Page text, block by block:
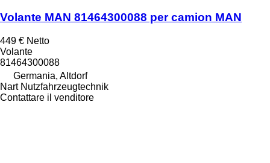
Volante MAN 81464300088 per camion MAN
449 € Netto
Volante
81464300088
Germania, Altdorf
Nart Nutzfahrzeugtechnik
Contattare il venditore